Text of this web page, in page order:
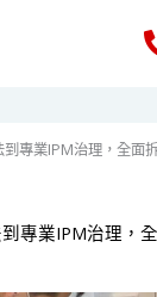
專業IPM治理，全面
專業IPM治理，